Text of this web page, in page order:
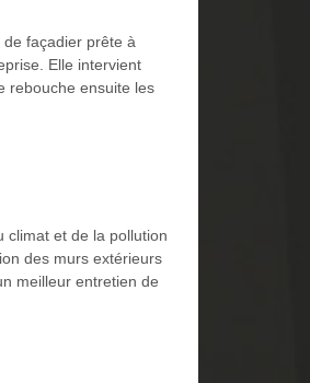
façadier prête à
Elle intervient
rebouche ensuite les
climat et de la pollution
des murs extérieurs
meilleur entretien de